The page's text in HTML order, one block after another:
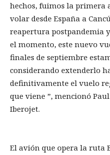
hechos, fuimos la primera
volar desde España a
reapertura postpandemia
el momento, este nuevo
finales de septiembre
considerando extenderlo
definitivamente el vuelo
que viene ”, mencionó
Iberojet.
El avión que opera la ruta